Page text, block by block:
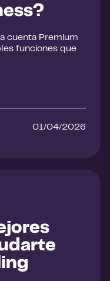
cuenta Premium
funciones que
01/04/2026